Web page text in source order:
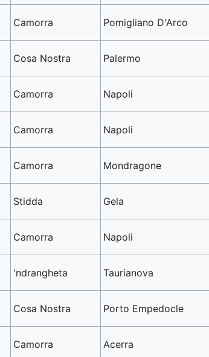
Camorra Pomigliano D'Arco
Cosa Nostra Palermo
Camorra Napoli
Camorra Napoli
Camorra Mondragone
Stidda Gela
Camorra Napoli
'ndrangheta Taurianova
Cosa Nostra Porto Empedocle
Camorra Acerra